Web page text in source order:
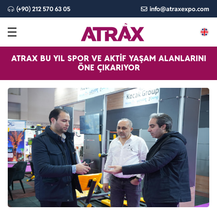
(+90) 212 570 63 05 info@atraxexpo.com
ATRAX BU YIL SPOR VE AKTİF YAŞAM ALANLARINI
ÖNE ÇIKARIYOR